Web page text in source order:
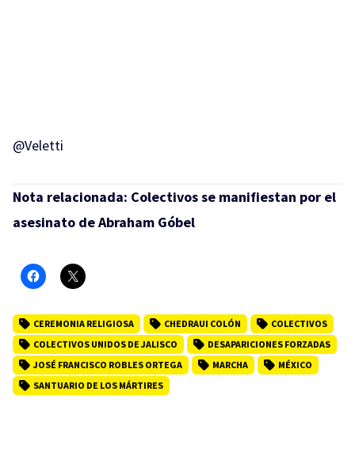
@Veletti
Nota relacionada: Colectivos se manifiestan por el
asesinato de Abraham Góbel
CEREMONIA RELIGIOSA CHEDRAUI COLÓN
COLECTIVOS
COLECTIVOS UNIDOS DE JALISCO
DESAPARICIONES FORZADAS
JOSÉ FRANCISCO ROBLES ORTEGA
MARCHA
MÉXICO
SANTUARIO DE LOS MÁRTIRES